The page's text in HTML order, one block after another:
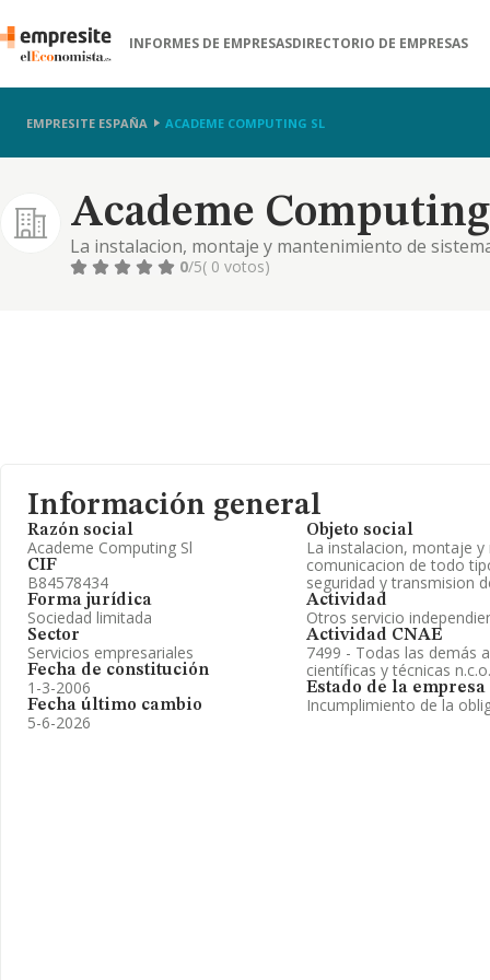
INFORMES DE EMPRESASDIRECTORIO DE EMPRESAS
EMPRESITE ESPAÑA ACADEME COMPUTING SL
Academe
La instalacion, montaje y mantenimiento de
telefonicos, de seguridad y transmision de datos
0/5( 0 votos)
Información general
Razón social
Academe Computing Sl
CIF
B84578434
Forma jurídica
Sociedad limitada
Sector
Servicios empresariales
Fecha de constitución
1-3-2006
Fecha último cambio
5-6-2026
Objeto social
La instalacion, montaje
comunicacion de todo
seguridad y transmision
Actividad
Otros servicio
Actividad CNAE
7499 - Todas las demás
científicas y técnicas
Estado de la empresa
Incumplimiento de la